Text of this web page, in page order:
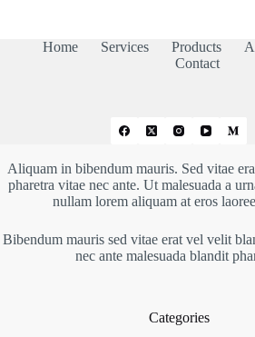
Home Services Products
Contact
Aliquam in bibendum mauris. Sed vitae
pharetra vitae nec ante. Ut malesuada a
nullam lorem aliquam at eros
Bibendum mauris sed vitae erat vel velit
nec ante malesuada blandit
Categories